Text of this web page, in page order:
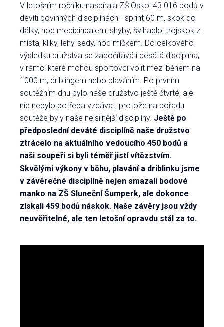
V letošním ročníku nasbírala ZŠ Oskol 43 016 bodů v
devíti povinných disciplínách - sprint 60 m, skok do
dálky, hod medicinbalem, shyby, švihadlo, trojskok z
místa, kliky, lehy-sedy, hod míčkem. Do celkového
výsledku družstva se započítává i desátá disciplína,
v rámci které mohou sportovci volit mezi během na
1000 m, driblingem nebo plaváním. Po prvním
soutěžním dnu bylo naše družstvo ještě čtvrté, ale
nic nebylo potřeba vzdávat, protože na pořadu
soutěže byly naše nejsilnější disciplíny. Ještě po
předposlední deváté disciplíně naše družstvo
ztrácelo na aktuálního vedoucího 450 bodů a
naši soupeři si byli téměř jistí vítězstvím.
Skvělými výkony v běhu, plavání a driblinku jsme
v závěrečné disciplíně nejen smazali bodové
manko na ZŠ Sluneční Šumperk, ale dokonce
získali 459 bodů náskok. Naše závěry jsou vždy
neuvěřitelné, ale ten letošní opravdu stál za to.